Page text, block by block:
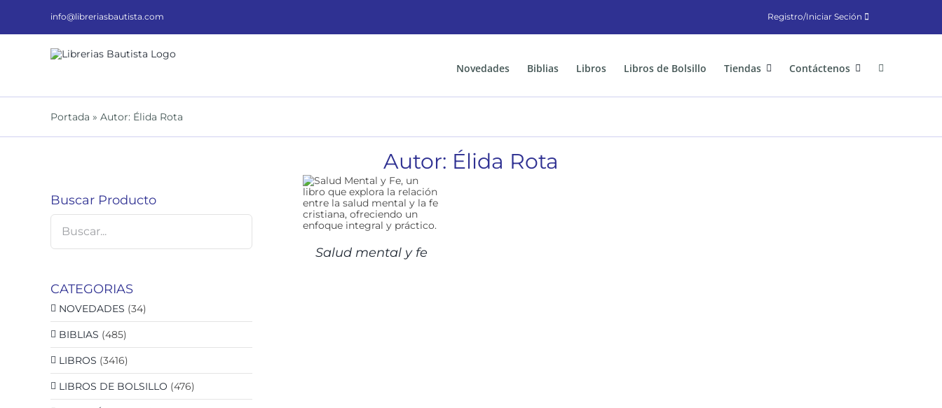
info@libreriasbautista.com Registro/Iniciar Seción
Novedades Biblias Libros Libros de Bolsillo Tiendas Contáctenos
Portada » Autor: Élida Rota
Autor: Élida Rota
Salud mental y fe
Buscar Producto
CATEGORIAS
NOVEDADES (34)
BIBLIAS (485)
LIBROS (3416)
LIBROS DE BOLSILLO (476)